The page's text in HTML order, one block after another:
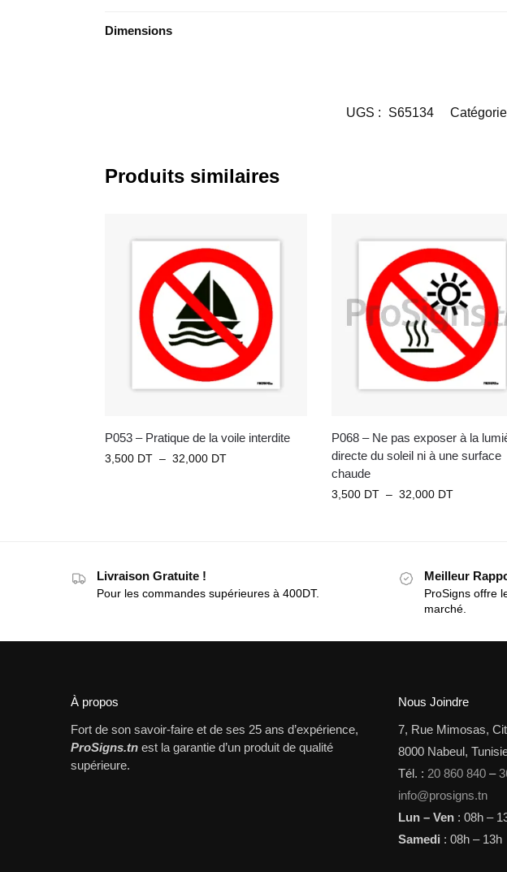
Dimensions
UGS : S65134
Produits similaires
P053 – Pratique de la voile interdite
3,500 DT – 32,000 DT
P068 – Ne pas exposer à la
directe du soleil ni à une surface
chaude
3,500 DT – 32,000 DT
Livraison Gratuite !
Pour les commandes supérieures à 400DT.
Meilleur
ProSigns offre
marché.
À propos
Fort de son savoir-faire et de ses 25 ans d’expérience,
ProSigns.tn est la garantie d’un produit de qualité
supérieure.
Nous Joindre
7, Rue Mimosas,
8000 Nabeul,
Tél. :20 860 840 –
info@prosigns.tn
Lun – Ven : 08h –
Samedi : 08h – 13h